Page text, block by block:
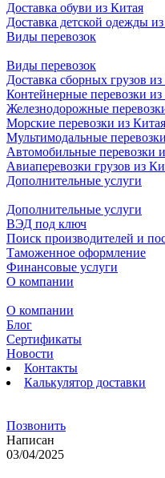
Доставка обуви из Китая
Доставка детской одежды
Виды перевозок
Виды перевозок
Доставка сборных грузов
Контейнерные перевозки из
Железнодорожные
Морские перевозки из Китая
Мультимодальные
Автомобильные перевозки
Авиаперевозки грузов из
Дополнительные услуги
Дополнительные услуги
ВЭД под ключ
Поиск производителей и
Таможенное оформление
Финансовые услуги
О компании
О компании
Блог
Сертификаты
Новости
Контакты
Калькулятор доставки
Позвонить
Написан
03/04/2025